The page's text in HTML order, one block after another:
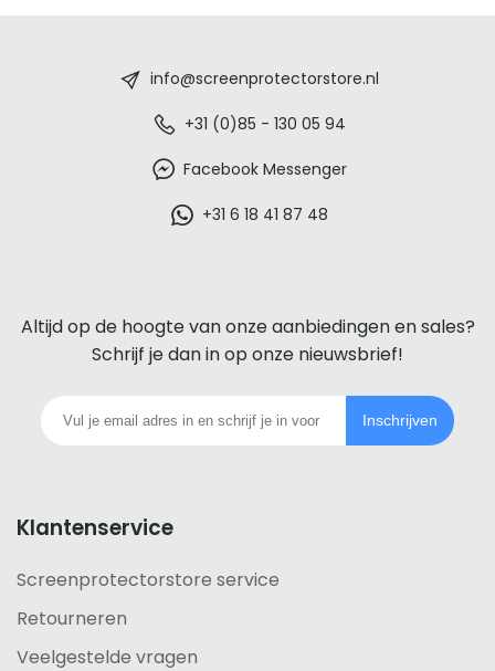
voor
iedere
telefoon
info@screenprotectorstore.nl
+31 (0)85 - 130 05 94
Facebook Messenger
+31 6 18 41 87 48
Altijd op de hoogte van onze aanbiedingen en sales?
Schrijf je dan in op onze nieuwsbrief!
Inschrijven
Klantenservice
Screenprotectorstore service
Retourneren
Veelgestelde vragen